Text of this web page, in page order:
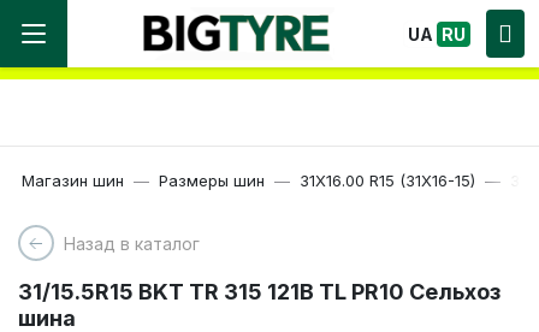
Мы работаем! Большой выбор Шин, быстрая
доставка по Украине!
UA RU
Магазин шин Размеры шин 31X16.00 R15 (31X16-15)
Назад в каталог
31/15.5R15 BKT TR 315 121B TL PR10 Сельхоз
шина